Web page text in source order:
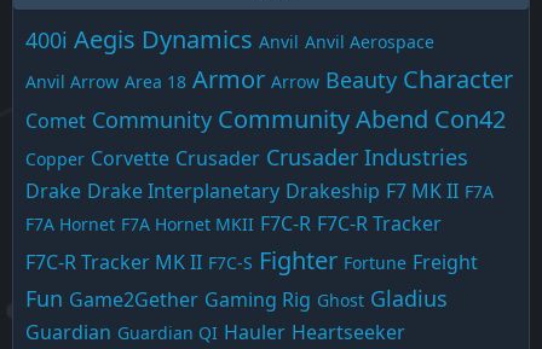
400i Aegis Dynamics Anvil Anvil Aerospace
Anvil Arrow Area 18 Armor Arrow Beauty Character
Comet Community Community Abend Con42
Copper Corvette Crusader Crusader Industries
Drake Drake Interplanetary Drakeship F7 MK II F7A
F7A Hornet F7A Hornet MKII F7C-R F7C-R Tracker
F7C-R Tracker MK II F7C-S Fighter Fortune Freight
Fun Game2Gether Gaming Rig Ghost Gladius
Guardian Guardian QI Hauler Heartseeker